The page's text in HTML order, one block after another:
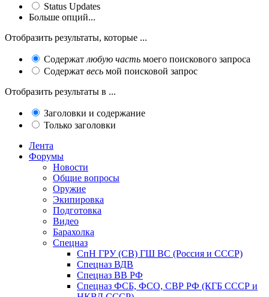
Status Updates
Больше опций...
Отобразить результаты, которые ...
Содержат любую часть моего поискового запроса
Содержат весь мой поисковой запрос
Отобразить результаты в ...
Заголовки и содержание
Только заголовки
Лента
Форумы
Новости
Общие вопросы
Оружие
Экипировка
Подготовка
Видео
Барахолка
Спецназ
СпН ГРУ (СВ) ГШ ВС (Россия и СССР)
Спецназ ВДВ
Спецназ ВВ РФ
Спецназ ФСБ, ФСО, СВР РФ (КГБ СССР и